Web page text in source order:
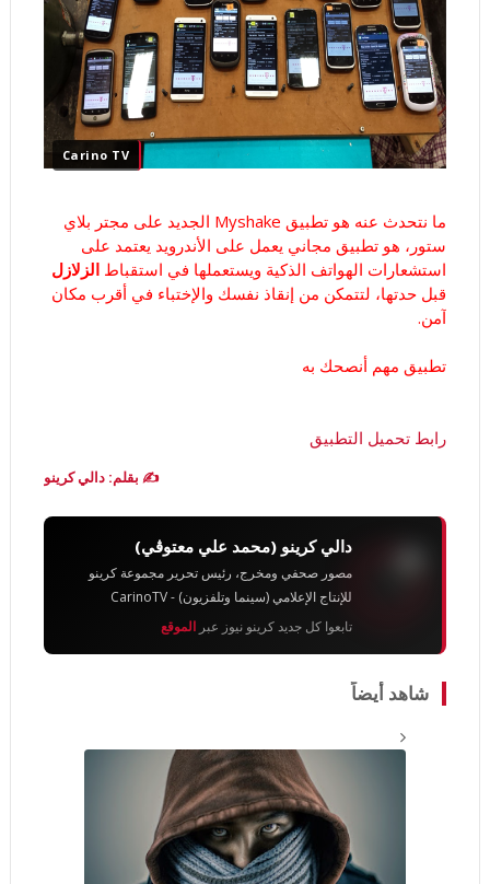
Carino TV
ما نتحدث عنه هو تطبيق Myshake الجديد على مجتر بلاي
ستور، هو تطبيق مجاني يعمل على الأندرويد يعتمد على
استشعارات الهواتف الذكية ويستعملها في استقباط الزلازل
قبل حدتها، لتتمكن من إنقاذ نفسك والإختباء في أقرب مكان
آمن.
تطبيق مهم أنصحك به
رابط تحميل التطبيق
✍️ بقلم: دالي كرينو
دالي كرينو (محمد علي معتوڨي)
مصور صحفي ومخرج، رئيس تحرير مجموعة كرينو
للإنتاج الإعلامي (سينما وتلفزيون) - CarinoTV
تابعوا كل جديد كرينو نيوز عبر الموقع
شاهد أيضاً